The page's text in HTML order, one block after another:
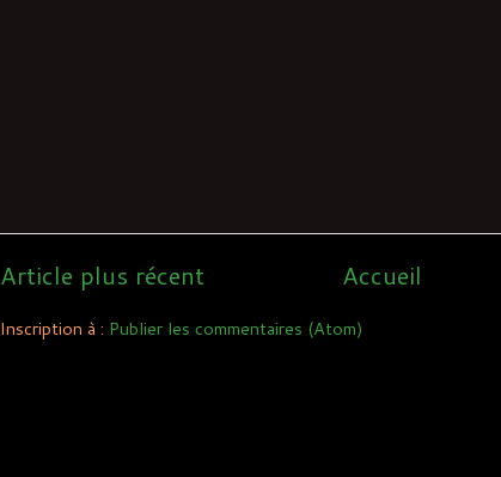
Article plus récent Accueil
Inscription à : Publier les commentaires (Atom)